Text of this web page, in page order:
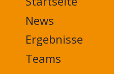
MAIN
NAVIGATION
FOOTER
News
Ergebnisse
Teams